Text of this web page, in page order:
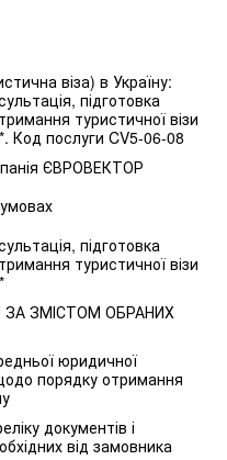
віза) в Україну:
підготовка
туристичної візи
Код послуги CV5-06-08
ЄВРОВЕКТОР
підготовка
туристичної візи
ЗА ЗМІСТОМ ОБРАНИХ
юридичної
порядку отримання
документів і
від замовника